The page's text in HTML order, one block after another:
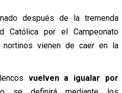
después de la tremenda
Católica por el Campeonato
nortinos vienen de caer en la
vuelven a igualar por